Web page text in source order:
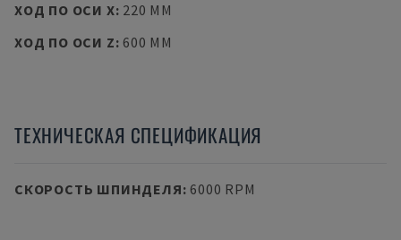
ХОД ПО ОСИ X: 220 MM
ХОД ПО ОСИ Z: 600 MM
ТЕХНИЧЕСКАЯ СПЕЦИФИКАЦИЯ
СКОРОСТЬ ШПИНДЕЛЯ: 6000 RPM